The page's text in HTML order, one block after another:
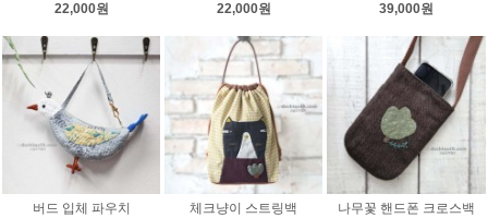
22,000원
22,000원
39,000원
버드 입체 파우치
체크냥이 스트링백
나무꽃 핸드폰 크로스백